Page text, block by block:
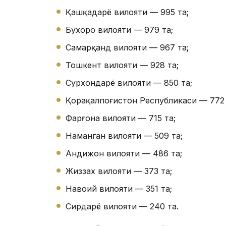
Қашқадарё вилояти — 995 та;
Бухоро вилояти — 979 та;
Самарқанд вилояти — 967 та;
Тошкент вилояти — 928 та;
Сурхондарё вилояти — 850 та;
Қорақалпоғистон Республикаси — 772
Фарғона вилояти — 715 та;
Наманган вилояти — 509 та;
Андижон вилояти — 486 та;
Жиззах вилояти — 373 та;
Навоий вилояти — 351 та;
Сирдарё вилояти — 240 та.